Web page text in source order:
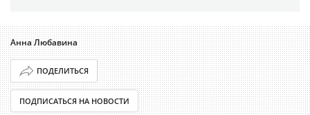
Анна Любавина
ПОДЕЛИТЬСЯ
ПОДПИСАТЬСЯ НА НОВОСТИ